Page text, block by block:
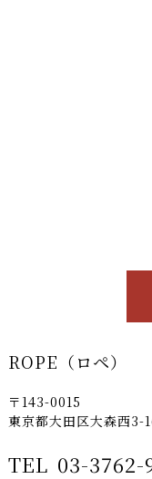
ROPE（ロペ）
〒143-0015
東京都大田区大森西3-
TEL 03-3762-